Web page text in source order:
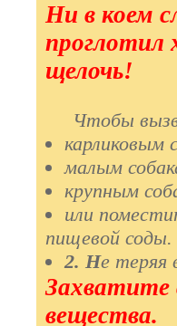
Ни в коем
проглотил
щелочь!
Чтобы
карликовым
малым
крупным
или
пищевой соды.
2. Не теряя
Захватите
вещества.